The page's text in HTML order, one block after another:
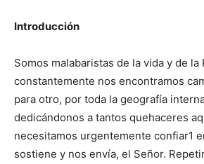
Introducción
Somos malabaristas de la vida y de la
constantemente nos encontramos
para otro, por toda la geografía
dedicándonos a tantos quehaceres
necesitamos urgentemente confiar1
sostiene y nos envía, el Señor.